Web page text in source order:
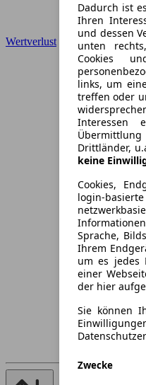
Wertverlust
Dadurch ist
Ihren
und dessen
unten
Cookies
links, um
treffen oder
Interessen
Drittländer,
keine
Cookies,
login-
Sprache,
Ihrem
um es jedes
einer
der hier
Sie können
Zwecke